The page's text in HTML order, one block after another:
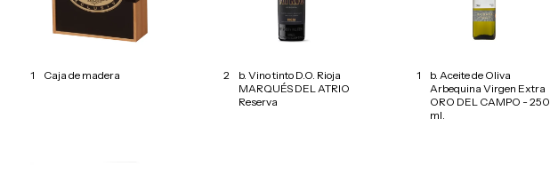
1 Caja de madera 2
b. Vino tinto D.O. Rioja
MARQUÉS DEL ATRIO
Reserva
1
b. Aceite de Oliva
Arbequina Virgen Extra
ORO DEL CAMPO - 250
ml.